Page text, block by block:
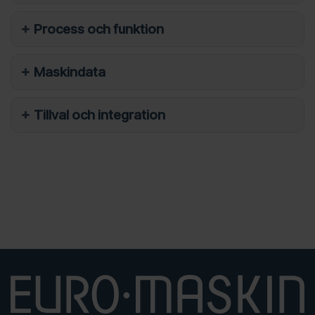
Process och funktion
Maskindata
Tillval och integration